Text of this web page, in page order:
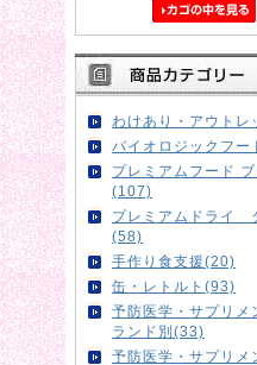
わけあり・アウトレ
バイオロジックフー
プレミアムフード
(107)
プレミアムドライ
(58)
手作り食支援(20)
缶・レトルト(93)
予防医学・サプリ
ランド別(33)
予防医学・サプリ